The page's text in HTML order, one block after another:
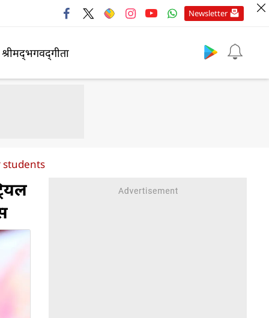
Newsletter
श्रीमद्‍भगवद्‍गीता
students